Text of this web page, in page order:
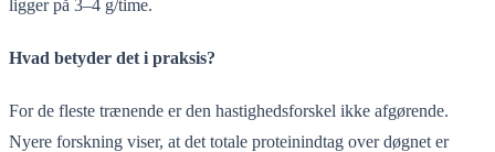
ligger på 3–4 g/time.
Hvad betyder det i praksis?
For de fleste trænende er den hastighedsforskel ikke afgørende.
Nyere forskning viser, at det totale proteinindtag over døgnet er